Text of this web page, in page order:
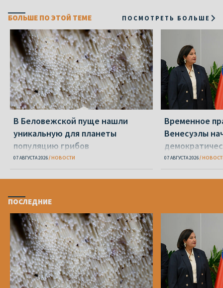
БОЛЬШЕ ПО ЭТОЙ ТЕМЕ ПОСМОТРЕТЬ БОЛЬШЕ
В Беловежской пуще нашли
уникальную для планеты
популяцию грибов
07 АВГУСТА 2026 НОВОСТИ
Временное
Венесуэлы
07 АВГУСТА 2026
ПОСЛЕДНИЕ